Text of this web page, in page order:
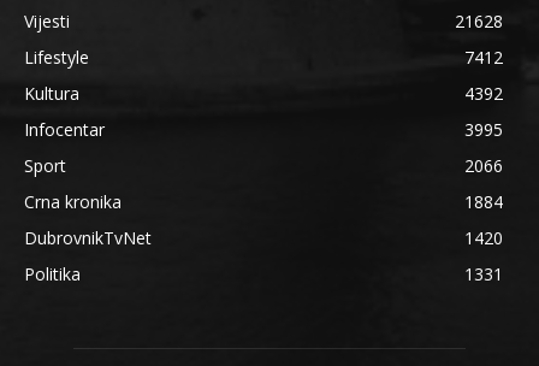
Vijesti
21628
Lifestyle
7412
Kultura
4392
Infocentar
3995
Sport
2066
Crna kronika
1884
DubrovnikTvNet
1420
Politika
1331